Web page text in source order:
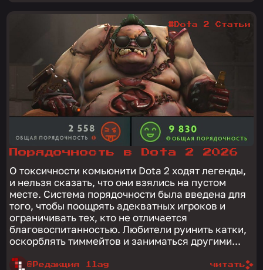
Порядочность в Dota 2 2026
О токсичности комьюнити Dota 2 ходят легенды,
и нельзя сказать, что они взялись на пустом
месте. Система порядочности была введена для
того, чтобы поощрять адекватных игроков и
ограничивать тех, кто не отличается
благовоспитанностью. Любители руинить катки,
оскорблять тиммейтов и заниматься другими...
@Редакция 1lag
#Dota 2 Статьи
читать